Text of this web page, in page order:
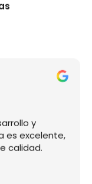
y
excelente,
calidad.